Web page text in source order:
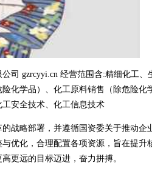
司 gzrcyyi.cn 经营范围含:精细化工、
化学品）、化工原料销售（除危险化
安全技术、化工信息技术
战略部署，并遵循国资委关于推动企
优化，合理配置各项资源，旨在提升
更远的目标迈进，奋力拼搏。